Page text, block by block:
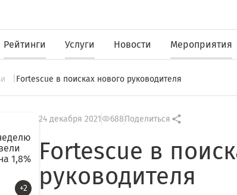
Рейтинги Услуги Новости Мероприятия
Fortescue в поисках нового руководителя
1,8%
+2
24 декабря 2021 688Поделиться
Fortescue в
руководителя